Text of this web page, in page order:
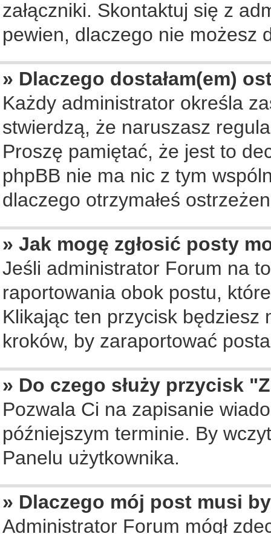
załączniki. Skontaktuj się z
pewien, dlaczego nie możesz
» Dlaczego dostałam(em)
Każdy administrator określa
stwierdzą, że naruszasz
Proszę pamiętać, że jest to
phpBB nie ma nic z tym
dlaczego otrzymałeś
» Jak mogę zgłosić posty
Jeśli administrator Forum na
raportowania obok postu,
Klikając ten przycisk będziesz
kroków, by zaraportować
» Do czego służy przycisk
Pozwala Ci na zapisanie
późniejszym terminie. By
Panelu użytkownika.
» Dlaczego mój post musi
Administrator Forum mógł